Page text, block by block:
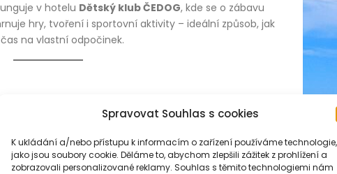
Spravovat Souhlas s cookies
K ukládání a/nebo přístupu k informacím o zařízení používáme technologie,
jako jsou soubory cookie. Děláme to, abychom zlepšili zážitek z prohlížení a
zobrazovali personalizované reklamy. Souhlas s těmito technologiemi nám
v hotelu Dětský klub ČEDOG, kde se o zábavu
hry, tvoření i sportovní aktivity – ideální způsob, jak
na vlastní odpočinek.
nabízí spoustu krásných míst k objevování:
pro rodinný den plný adrenalinu a smíchu.
se historickými uličkami a objevte kouzlo